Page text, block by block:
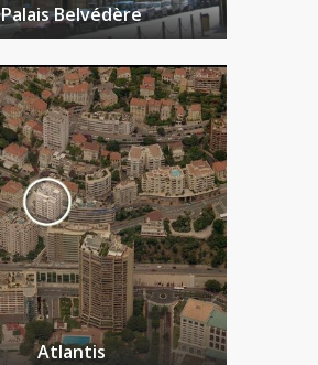
Palais Belvédère
Atlantis